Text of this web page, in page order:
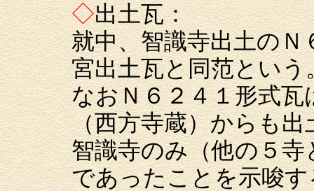
◇出土瓦：
就中、智識寺出土のＮ
宮出土瓦と同范という
なおＮ６２４１形式瓦
（西方寺蔵）からも出
智識寺のみ（他の５
であったことを示唆